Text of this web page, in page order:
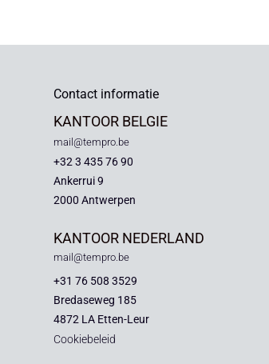
Contact informatie
KANTOOR BELGIE
mail@tempro.be
+32 3 435 76 90
Ankerrui 9
2000 Antwerpen
KANTOOR NEDERLAND
mail@tempro.be
+31 76 508 3529
Bredaseweg 185
4872 LA Etten-Leur
Cookiebeleid